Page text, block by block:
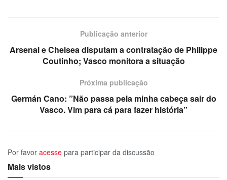
Publicação anterior
Arsenal e Chelsea disputam a contratação de Philippe
Coutinho; Vasco monitora a situação
Próxima publicação
Germán Cano: ”Não passa pela minha cabeça sair do
Vasco. Vim para cá para fazer história”
Por favor acesse para participar da discussão
Mais vistos